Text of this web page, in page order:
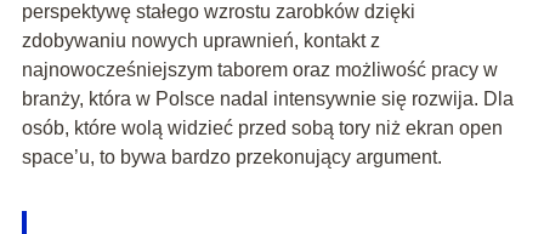
perspektywę stałego wzrostu zarobków dzięki
zdobywaniu nowych uprawnień, kontakt z
najnowocześniejszym taborem oraz możliwość pracy w
branży, która w Polsce nadal intensywnie się rozwija. Dla
osób, które wolą widzieć przed sobą tory niż ekran open
space’u, to bywa bardzo przekonujący argument.